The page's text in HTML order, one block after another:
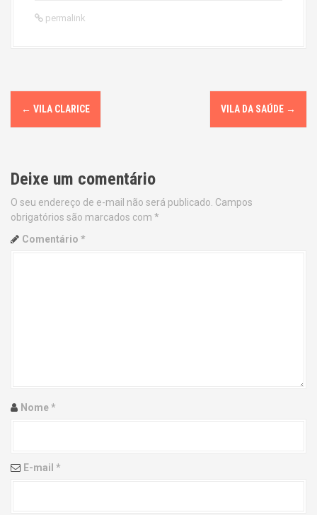
permalink
P
o
t
n
a
i
n
← VILA CLARICE VILA DA SAÚDE →
Deixe um comentário
O seu endereço de e-mail não será publicado. Campos
obrigatórios são marcados com *
Comentário *
Nome*
E-mail *